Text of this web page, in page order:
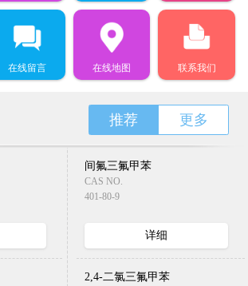
在线留言 在线地图 联系我们
推荐 更多
间氟三氟甲苯
CAS NO.
401-80-9
详细
2,4-二氯三氟甲苯